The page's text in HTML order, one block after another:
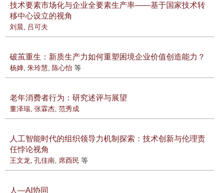
技术要素市场化与企业全要素生产率——基于国家技术转
移中心设立的视角
刘晨 吕可夫
破茧重生：新质生产力如何重塑困境企业价值创造能力？
杨婵 朱玲慧 陈心怡 等
老年消费者行为：研究述评与展望
董泽瑞 张霖杰 范秀成
人工智能时代的组织领导力机制探索：技术创新与伦理责
任悖论视角
王文龙 孔佳南 席酉民 等
人—AI协同